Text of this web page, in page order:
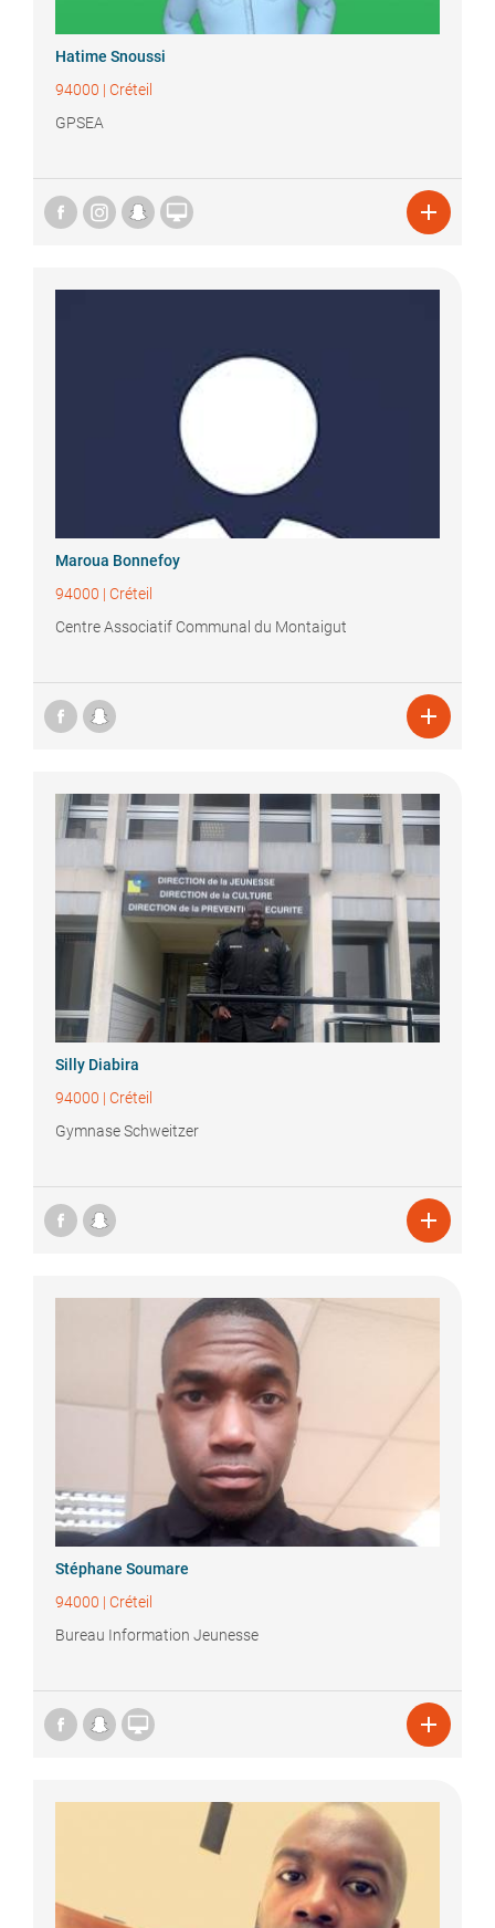
Hatime Snoussi
94000 | Créteil
GPSEA
 
Maroua Bonnefoy
94000 | Créteil
Centre Associatif Communal du Montaigut

Silly Diabira
94000 | Créteil
Gymnase Schweitzer

Stéphane Soumare
94000 | Créteil
Bureau Information Jeunesse
 